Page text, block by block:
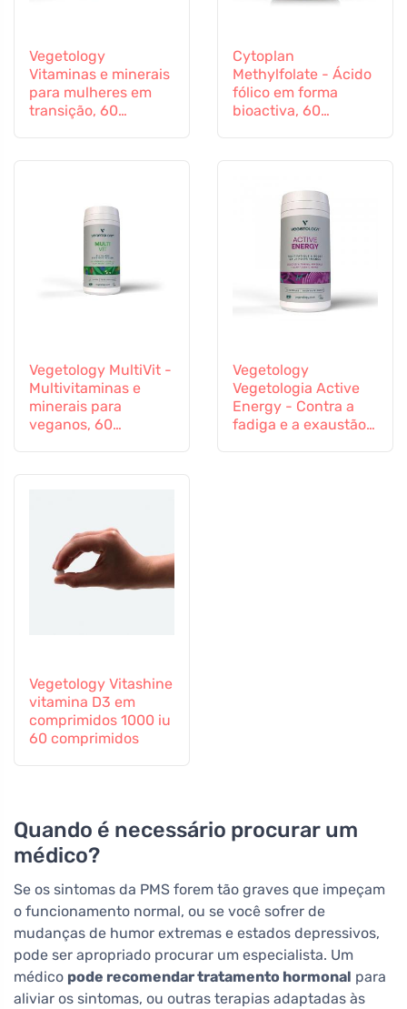
Vegetology
Vitaminas e minerais
para mulheres em
transição, 60
Cytoplan
Methylfolate - Ácido
fólico em forma
bioactiva, 60
Vegetology MultiVit -
Multivitaminas e
minerais para
veganos, 60
Vegetology
Vegetologia Active
Energy - Contra a
fadiga e a exaustão,
Vegetology Vitashine
vitamina D3 em
comprimidos 1000 iu
60 comprimidos
Quando é necessário procurar um
médico?
Se os sintomas da PMS forem tão graves que impeçam
o funcionamento normal, ou se você sofrer de
mudanças de humor extremas e estados depressivos,
pode ser apropriado procurar um especialista. Um
médico pode recomendar tratamento hormonal para
aliviar os sintomas, ou outras terapias adaptadas às